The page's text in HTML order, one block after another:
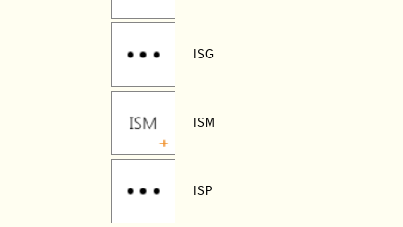
ISG
ISM
ISP